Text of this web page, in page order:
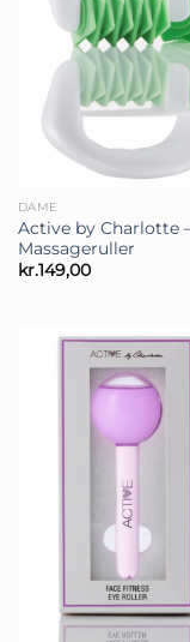
DAME
Active by Charlotte
Massageruller
kr.149,00